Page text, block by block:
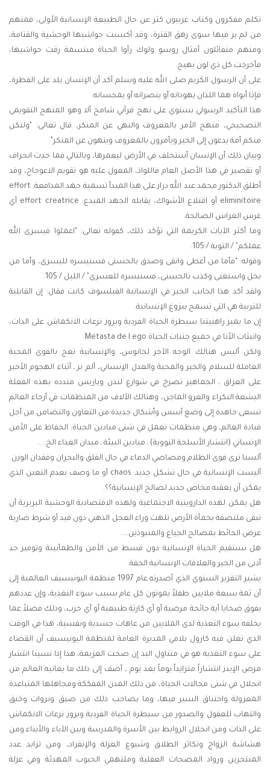
تكلم مفكرون وكتاب غربيون كثر عن حال الطبيعة الإنسانية الأولى، فمنهم
من لم ير فيها سوى رهق القترة، وقد أكسبت حواشيها الوحشية والقتامة،
ومنهم متفائلون أمثال روسو ولوك رأوا الحياة مبتسمة رقت حواشيها،
فأخرجت كل ذي لون بهيج.
على أن الرسول الكريم صلى الله عليه وسلم أكد أن الإنسان يلد على الفطرة،
فإذا أبواه هما اللذان يهودانه أو ينصرانه أو يمجسانه.
هذا التأكيد الرسولي يستوي على نهج قرآني شامخ ألا وهو المنهج التقويمي
التصحيحي، منهج الأمر بالمعروف والنهي عن المنكر، قال تعالى: "ولتكن
منكم أمة يدعون إلى الخير ويأمرون بالمعروف وينهون عن المنكر".
وبيان ذلك أن الإنسان أستخلف في الأرض ليعمرها، وبالتالي فما حدث انحراف
أو تقصير في هذا الأصل العام فاللواذ، المعول عليه هو تقويم الاعوجاج، وقد
أطلق الدكتور محمد عبد الله دراز على هذا المبدأ تسمية جهد المدافعة: effort
eliminitoire أو اقتلاع الأشواك، يقابله الجهد المبدع: effort creatrice أي
غرس الغراس الصالحة.
وما أكثر الآيات الكريمة التي تؤكد ذلك، كقوله تعالى: "اعملوا فيسرى الله
عملكم" / التوبة / 105.
وقوله: "فأما من أعطى واتقى وصدق بالحسنى فسنيسره لليسرى، وأما من
بخل واستغنى وكذب بالحسنى، فسنيسره للعسرى" / الليل / 105.
ولقد أكد هذا الجانب الخير في الإنسانية الفيلسوف كانت فقال: إن القابلية
للتربية هي التي تسمح ببزوغ الإنسانية.
إن ما يميز راهنيتنا سيطرة الحياة الفردية وبروز نزعات الانكماش على الذات،
وانبثات الأنا في جميع جنبات الحياة Metasta de l.ego.
ولكن أليس هنالك الوجه الآخر لجانوس، والإنسانية تعج بالقوى المحبة
العاملة للسلام والخير والمحبة والعدل الإنساني، ألم نر ـ أثناء الهجوم الأخير
على العراق ـ الجماهير تصرخ في شوارع لندن وباريس مندده بهذه الفعلة
البشعة النكراء والغزو الماجن، وهنالك الآلاف من المنظمات في أرجاء العالم
تسعى جاهدة إلى وضع أسس وأشكال جديدة من التعاون والتضامن من أجل
قيادة العالم، وهي منظمات تعمل في شتى ميادين الحياة: الحفاظ على الأمن
الإنساني (انتشار الأسلحة النووية) ـ ميادين البيئة ـ ميدان الغذاء الخ.....
ألسنا نرى قوى الظلام ومصاصي الدماء في حال القلق والبحران وفقدان الوزن.
أليست الإنسانية في حال تشكل جديد: chaos أو ما وصف بعدم التعين الذي
يمكن أن يعقبه مخاض جديد لصالح الإنسانية؟؟.
هل يمكن لهذه الداروينية الاجتماعية ولهذه الاقتصادية الوحشية البربرية أن
تبقى ملتصقة بحمأة الأرض تلهث وراء العجل الذهبي دون قيد أو شرط ضاربة
عرض الحائط بمصالح الجياع والمنبوذين....
هل تستقيم الحياة الإنسانية دون قسط من الأمن والطمأنينة وتوفير حد
أدنى من الخير والعلاقات الإنسانية الحقة.
يشير التقرير السنوي الذي أصدرته عام 1997 منظمة اليونيسيف العالمية إلى
أن ثمة سبعة ملايين طفلاً يموتون كل عام بسبب سوء التغذية، وإن عددهم
يفوق ضحايا أية جائحة مرضية أو أي كارثة طبيعية أو أي حرب، وذلك فضلاً عما
يخلفه سوء التغذية لدى الملايين من عاهات جسدية ونفسية، هذا في الوقت
الذي تعلن فيه كارول بلامي المديرة العامة لمنظمة اليونيسيف أن القضاء
على سوء التغذية هو في متناول اليد إن صحت العزيمة، هذا إذا نسينا انتشار
مرض الإيدز انتشاراً متزايداً يوماً بعد يوم ، أضف إلى ذلك ما يعانيه العالم من
انحلال في شتى مجالات الحياة، من ذلك المدن المفككة ومجاهلها المتباعدة
المعزولة واختناق السير فيها، وما يصاحب ذلك من ضيق ونزوات وخنق
والتهاب للعقول والصدور من سيطرة الحياة الفردية وبروز نزعات الانكماش
على الذات ومن انحلال الروابط بين الأسرة والمدرسة وبين الآباء والأبناء ومن
هشاشة الزواج وتكاثر الطلاق وشيوع العزلة والإنفراد، ومن تزايد عدد
المنتحرين ورواد المصحات العقلية وملتهمي الحبوب المهدئة وفي عزلة